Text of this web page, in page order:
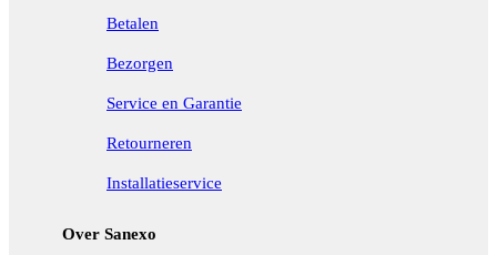
Betalen
Bezorgen
Service en Garantie
Retourneren
Installatieservice
Over Sanexo